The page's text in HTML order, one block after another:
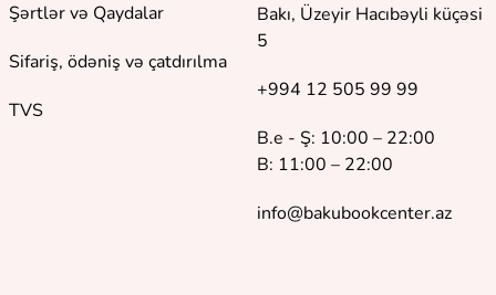
Şərtlər və Qaydalar
Sifariş, ödəniş və çatdırılma
TVS
Bakı, Üzeyir Hacıbəyli küçəsi
5
+994 12 505 99 99
B.e - Ş: 10:00 – 22:00
B: 11:00 – 22:00
info@bakubookcenter.az